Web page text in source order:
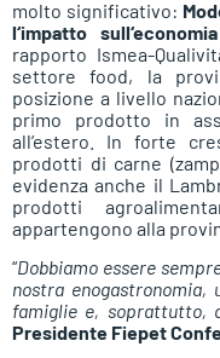
molto significativo:
l‘impatto sull‘
rapporto Ismea-
settore food, la
posizione a livello
primo prodotto in
all’estero. In forte
prodotti di carne
evidenza anche il
prodotti
appartengono alla
“Dobbiamo essere
nostra
famiglie e, soprattutto,
Presidente Fiepet